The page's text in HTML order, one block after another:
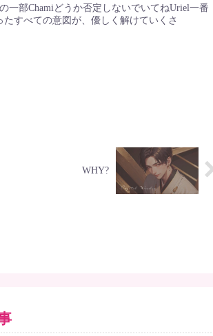
一部Chamiどうか否定しないでいてねUriel一番
すべての意図が、優しく解けていくさ
WHY?